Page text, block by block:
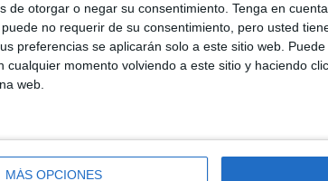
de otorgar o negar su consentimiento. Tenga en
no requerir de su consentimiento, pero usted
preferencias se aplicarán solo a este sitio web.
cualquier momento volviendo a este sitio y haciendo
web.
MÁS OPCIONES